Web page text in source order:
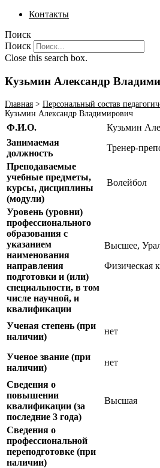
Контакты
Поиск
Поиск
Close this search box.
Кузьмин Александр
Главная > Персональный состав
Кузьмин Александр Владимирович
Ф.И.О.
Кузьмин
Занимаемая
должность
Тренер-
Преподаваемые
учебные предметы,
курсы, дисциплины
(модули)
Волейбол
Уровень (уровни)
профессионального
образования с
указанием
наименования
направления
подготовки и (или)
специальности, в том
числе научной, и
квалификации
Высшее,
Физическая
Ученая степень (при
наличии)
нет
Ученое звание (при
наличии)
нет
Сведения о
повышении
квалификации (за
последние 3 года)
Высшая
Сведения о
профессиональной
переподготовке (при
наличии)